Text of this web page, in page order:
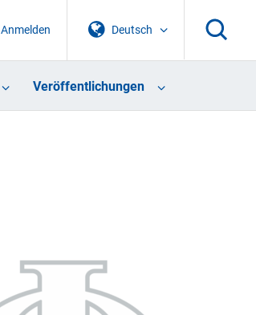
Deutsch
Anmelden
Veröffentlichungen